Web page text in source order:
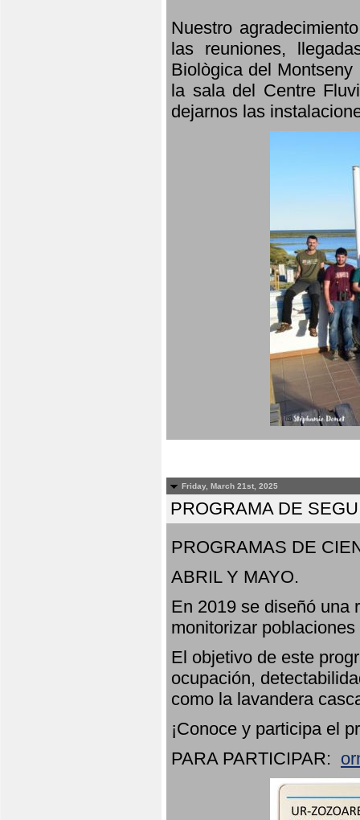
Nuestro
las reuniones,
Biològica del
la sala del Centre
dejarnos las
Friday, March 21st, 2025
PROGRAMA DE
PROGRAMAS DE
ABRIL Y MAYO.
En 2019 se diseñó una
monitorizar
El objetivo de este
ocupación,
como la lavandera
¡Conoce y participa el
PARA PARTICIPAR: